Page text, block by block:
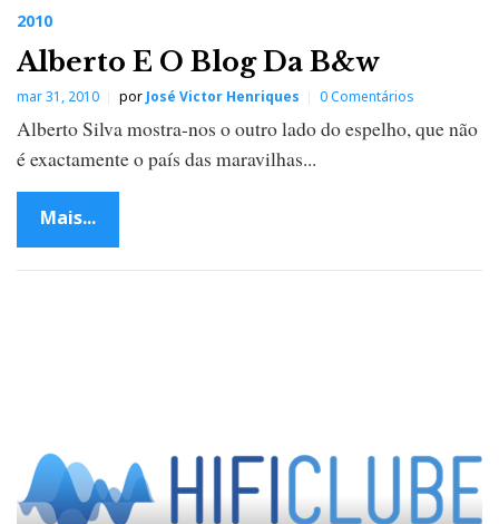
2010
Alberto E O Blog Da B&w
mar 31, 2010 por José Victor Henriques 0 Comentários
Alberto Silva mostra-nos o outro lado do espelho, que não
é exactamente o país das maravilhas...
Mais...